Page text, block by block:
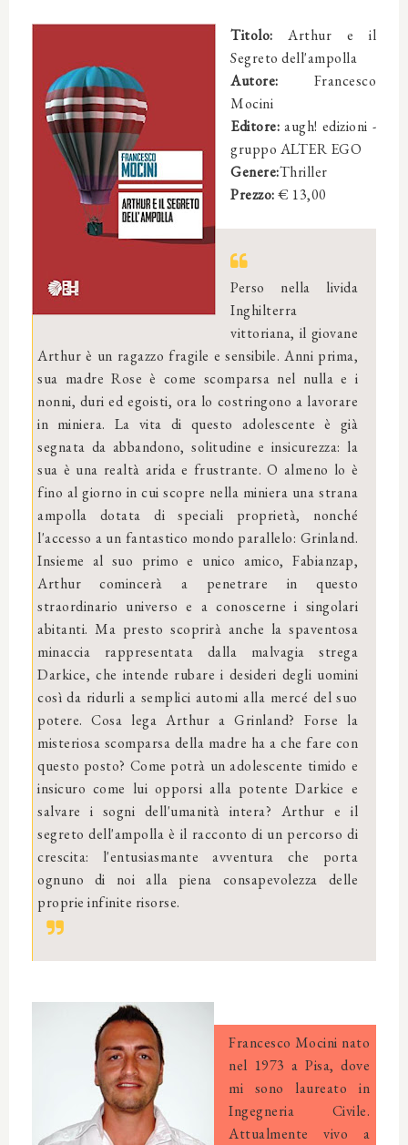
Titolo: Arthur e il
Segreto dell'ampolla
Autore: Francesco
Mocini
Editore: augh! edizioni -
gruppo ALTER EGO
Genere:Thriller
Prezzo:€ 13,00
Perso nella livida
Inghilterra
vittoriana, il giovane
Arthur è un ragazzo fragile e sensibile. Anni prima,
sua madre Rose è come scomparsa nel nulla e i
nonni, duri ed egoisti, ora lo costringono a lavorare
in miniera. La vita di questo adolescente è già
segnata da abbandono, solitudine e insicurezza: la
sua è una realtà arida e frustrante. O almeno lo è
fino al giorno in cui scopre nella miniera una strana
ampolla dotata di speciali proprietà, nonché
l'accesso a un fantastico mondo parallelo: Grinland.
Insieme al suo primo e unico amico, Fabianzap,
Arthur comincerà a penetrare in questo
straordinario universo e a conoscerne i singolari
abitanti. Ma presto scoprirà anche la spaventosa
minaccia rappresentata dalla malvagia strega
Darkice, che intende rubare i desideri degli uomini
così da ridurli a semplici automi alla mercé del suo
potere. Cosa lega Arthur a Grinland? Forse la
misteriosa scomparsa della madre ha a che fare con
questo posto? Come potrà un adolescente timido e
insicuro come lui opporsi alla potente Darkice e
salvare i sogni dell'umanità intera? Arthur e il
segreto dell'ampolla è il racconto di un percorso di
crescita: l'entusiasmante avventura che porta
ognuno di noi alla piena consapevolezza delle
proprie infinite risorse.
Francesco Mocini nato
nel 1973 a Pisa, dove
mi sono laureato in
Ingegneria Civile.
Attualmente vivo a